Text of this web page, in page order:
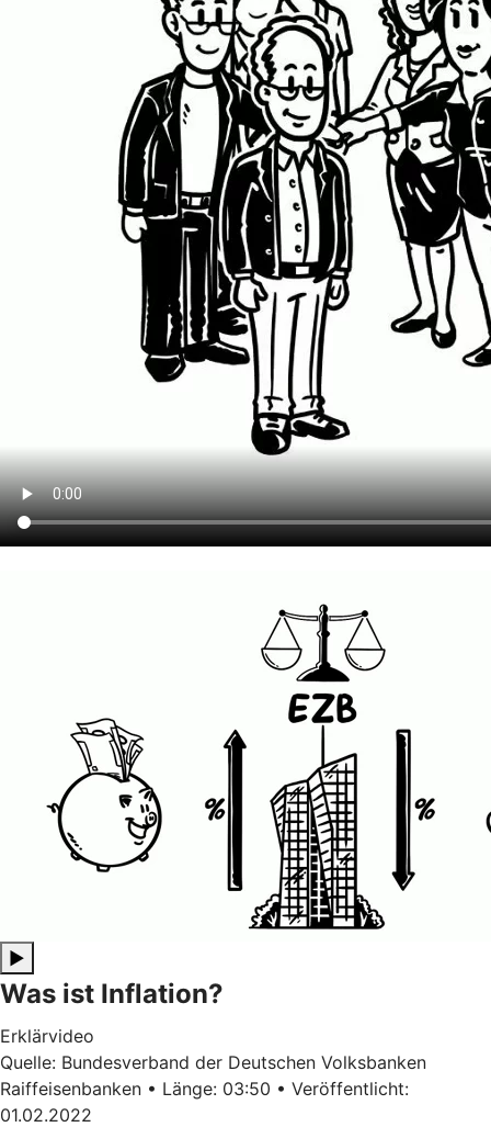
▶
Was ist Inflation?
Erklärvideo
Quelle: Bundesverband der Deutschen Volksbanken
Raiffeisenbanken • Länge: 03:50 • Veröffentlicht:
01.02.2022